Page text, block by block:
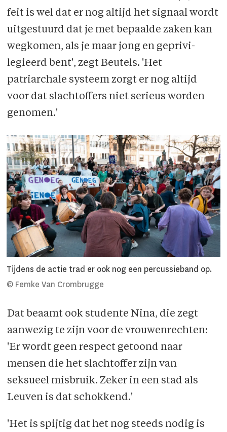
feit is wel dat er nog altijd het signaal wordt
uitgestuurd dat je met bepaalde zaken kan
wegkomen, als je maar jong en geprivi­
legieerd bent', zegt Beutels. 'Het
patriarchale systeem zorgt er nog altijd
voor dat slacht­offers niet serieus worden
genomen.'
Tijdens de actie trad er ook nog een percussieband op.
© Femke Van Crombrugge
Dat beaamt ook studente Nina, die zegt
aanwezig te zijn voor de vrouwenrechten:
'Er wordt geen respect getoond naar
mensen die het slachtoffer zijn van
seksueel misbruik. Zeker in een stad als
Leuven is dat schokkend.'
'Het is spijtig dat het nog steeds nodig is